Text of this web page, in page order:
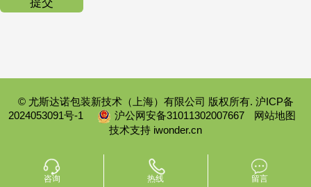
© 尤斯达诺包装新技术（上海）有限公司 版权所有. 沪ICP备
2024053091号-1
沪公网安备31011302007667
网站地图
技术支持 iwonder.cn
咨询 热线 留言